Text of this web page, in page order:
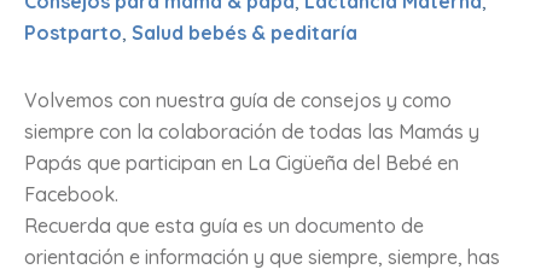
Postparto, Salud bebés & peditaría
Volvemos con nuestra guía de consejos y como
siempre con la colaboración de todas las Mamás y
Papás que participan en La Cigüeña del Bebé en
Facebook.
Recuerda que esta guía es un documento de
orientación e información y que siempre, siempre, has